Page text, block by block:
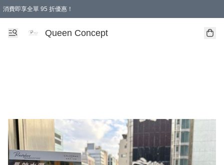
消費即享全單 95 折優惠！
Queen Concept